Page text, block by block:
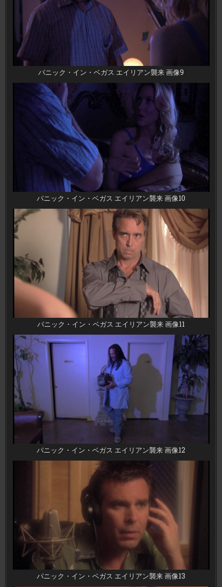
パニック・イン・ベガス エイリアン襲来 画像9
パニック・イン・ベガス エイリアン襲来 画像10
パニック・イン・ベガス エイリアン襲来 画像11
パニック・イン・ベガス エイリアン襲来 画像12
パニック・イン・ベガス エイリアン襲来 画像13